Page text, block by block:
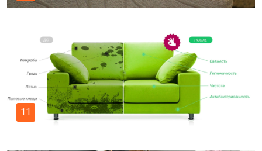
11